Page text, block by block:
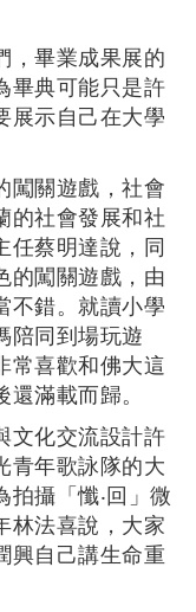
，畢業成果展的
畢典可能只是許
展示自己在大學
闖關遊戲，社會
的社會發展和社
任蔡明達說，同
的闖關遊戲，由
不錯。就讀小學
陪同到場玩遊
常喜歡和佛大這
滿載而歸。
文化交流設計許
青年歌詠隊的大
拍攝 「懺‧ 回 」微
林法喜說，大家
興自己講生命重